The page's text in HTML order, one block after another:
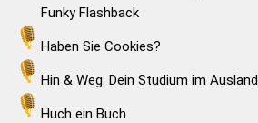
Funky Flashback
Haben Sie Cookies?
Hin & Weg: Dein Studium im Ausland
Huch ein Buch